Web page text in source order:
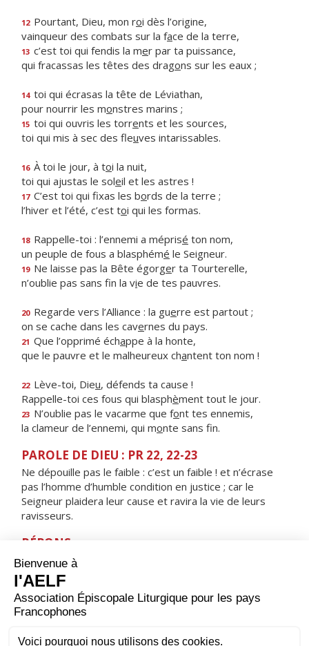
12 Pourtant, Dieu, mon roi dès l’origine,
vainqueur des combats sur la face de la terre,
13 c’est toi qui fendis la mer par ta puissance,
qui fracassas les têtes des dragons sur les eaux ;
14 toi qui écrasas la tête de Léviathan,
pour nourrir les monstres marins ;
15 toi qui ouvris les torrents et les sources,
toi qui mis à sec des fleuves intarissables.
16 À toi le jour, à toi la nuit,
toi qui ajustas le soleil et les astres !
17 C’est toi qui fixas les bords de la terre ;
l’hiver et l’été, c’est toi qui les formas.
18 Rappelle-toi : l’ennemi a méprisé ton nom,
un peuple de fous a blasphémé le Seigneur.
19 Ne laisse pas la Bête égorger ta Tourterelle,
n’oublie pas sans fin la vie de tes pauvres.
20 Regarde vers l’Alliance : la guerre est partout ;
on se cache dans les cavernes du pays.
21 Que l’opprimé échappe à la honte,
que le pauvre et le malheureux chantent ton nom !
22 Lève-toi, Dieu, défends ta cause !
Rappelle-toi ces fous qui blasphèment tout le jour.
23 N’oublie pas le vacarme que font tes ennemis,
la clameur de l’ennemi, qui monte sans fin.
PAROLE DE DIEU : PR 22, 22-23
Ne dépouille pas le faible : c’est un faible ! et n’écrase
pas l’homme d’humble condition en justice ; car le
Seigneur plaidera leur cause et ravira la vie de leurs
ravisseurs.
RÉPONS
V/ Le Seigneur jugera le monde avec justice,
et les peuples selon sa vérité.
ORAISON
Dieu qui as envoyé ton ange au centurion Corneille pour